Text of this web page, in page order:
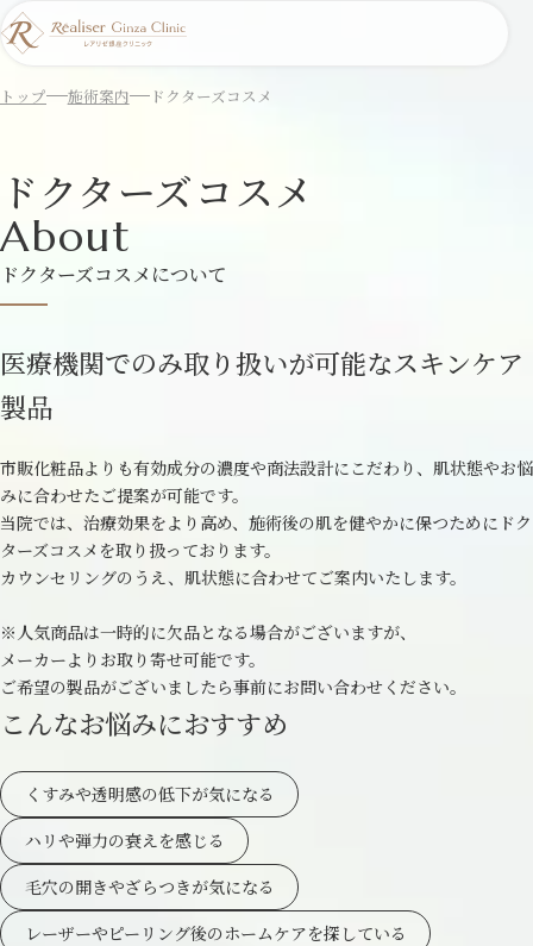
トップ 施術案内 ドクターズコスメ
ドクターズコスメ
About
ドクターズコスメについて
医療機関でのみ取り扱いが可能なスキンケア
製品
市販化粧品よりも有効成分の濃度や商法設計にこだわり、肌状態やお悩
みに合わせたご提案が可能です。
当院では、治療効果をより高め、施術後の肌を健やかに保つためにドク
ターズコスメを取り扱っております。
カウンセリングのうえ、肌状態に合わせてご案内いたします。
※人気商品は一時的に欠品となる場合がございますが、
メーカーよりお取り寄せ可能です。
ご希望の製品がございましたら事前にお問い合わせください。
こんなお悩みにおすすめ
くすみや透明感の低下が気になる
ハリや弾力の衰えを感じる
毛穴の開きやざらつきが気になる
レーザーやピーリング後のホームケアを探している